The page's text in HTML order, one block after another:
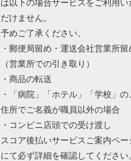
は以下の場合サービスをご利用い
だけません。
予めご了承ください。
・郵便局留め・運送会社営業所留
（営業所での引き取り）
・商品の転送
・「病院」「ホテル」「学校」の
住所でご名義が職員以外の場合
・コンビニ店頭での受け渡し
スコア後払いサービスご案内ペー
にて必ず詳細を確認してください